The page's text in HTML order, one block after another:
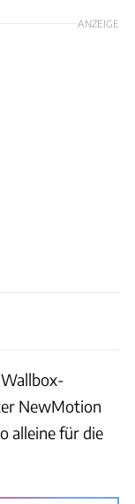
ANZEIGE
NewMotion
alleine für die